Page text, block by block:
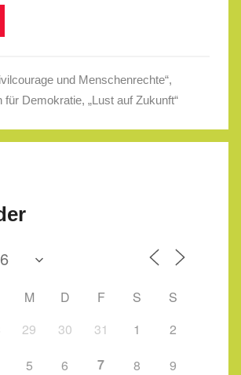
und Menschenrechte“,
für Demokratie, „Lust auf Zukunft“
M D F S
S
29 30 31 1
2
5 6 7 8
9